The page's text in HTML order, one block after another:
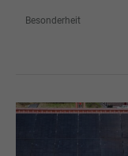
Besonderheit